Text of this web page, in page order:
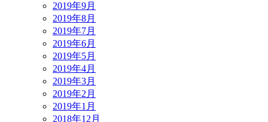
2019年9月
2019年8月
2019年7月
2019年6月
2019年5月
2019年4月
2019年3月
2019年2月
2019年1月
2018年12月